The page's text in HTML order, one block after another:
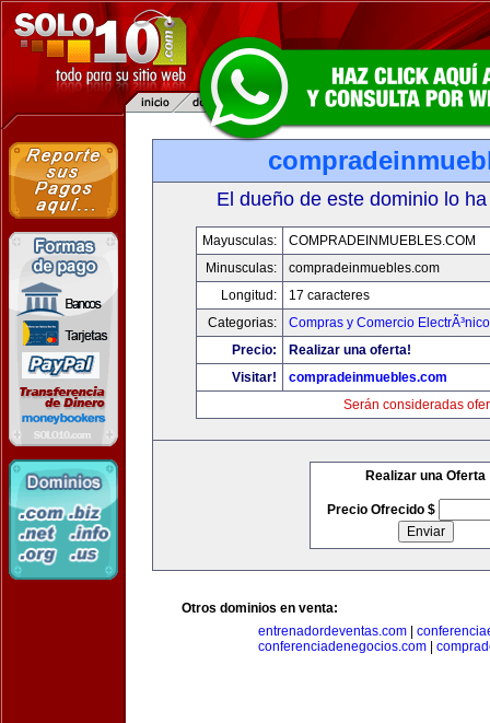
El dueño de este dominio lo
Mayusculas:
COMPRADEINMUEBLES.COM
Minusculas:
compradeinmuebles.com
Longitud:
17 caracteres
Categorias:
Compras y Comercio ElectrÃ³nico
Precio:
Realizar una oferta!
Visitar!
compradeinmuebles.com
Serán consideradas
Realizar una Oferta
Precio Ofrecido $
Otros dominios en venta:
entrenadordeventas.com
conferenciadenegocios.com|